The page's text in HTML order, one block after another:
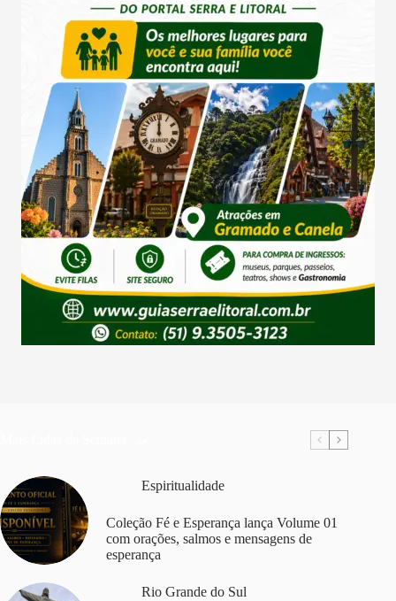
Espiritualidade
Coleção Fé e Esperança lança Volume 01
com orações, salmos e mensagens de
esperança
Rio Grande do Sul